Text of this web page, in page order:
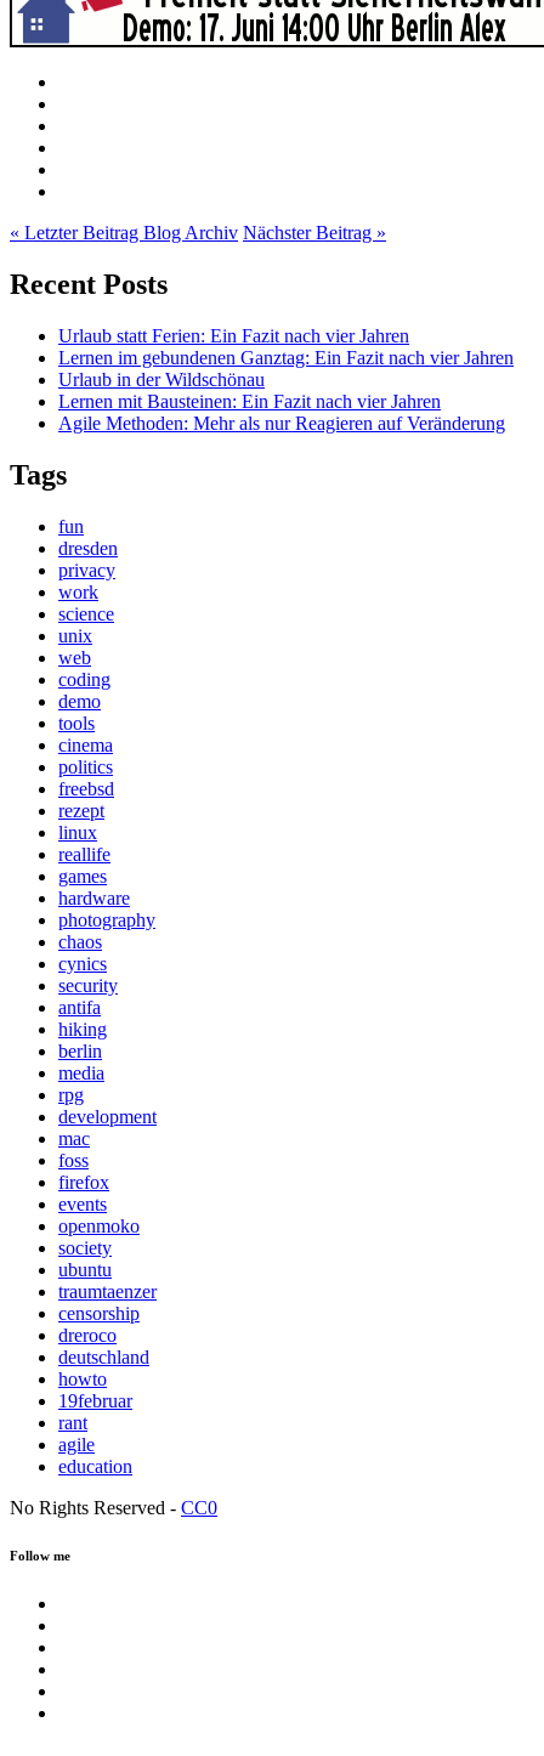
« Letzter Beitrag Blog Archiv Nächster Beitrag »
Recent Posts
Urlaub statt Ferien: Ein Fazit nach vier Jahren
Lernen im gebundenen Ganztag: Ein Fazit nach vier Jahren
Urlaub in der Wildschönau
Lernen mit Bausteinen: Ein Fazit nach vier Jahren
Agile Methoden: Mehr als nur Reagieren auf Veränderung
Tags
fun
dresden
privacy
work
science
unix
web
coding
demo
tools
cinema
politics
freebsd
rezept
linux
reallife
games
hardware
photography
chaos
cynics
security
antifa
hiking
berlin
media
rpg
development
mac
foss
firefox
events
openmoko
society
ubuntu
traumtaenzer
censorship
dreroco
deutschland
howto
19februar
rant
agile
education
No Rights Reserved - CC0
Follow me